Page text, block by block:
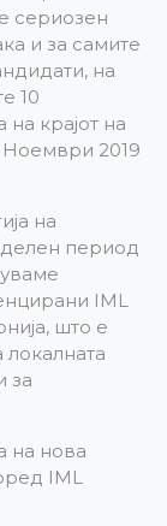
сериозен
и за самите
на
10
крајот на
Ноември 2019
на
период
IML
што е
локалната
за
на нова
IML